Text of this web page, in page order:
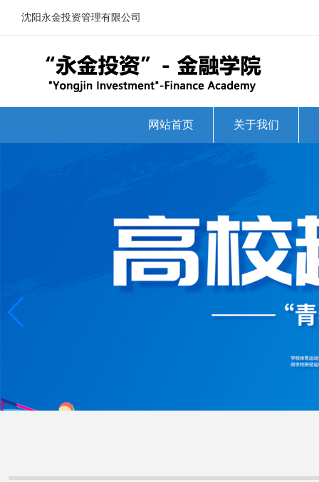
沈阳永金投资管理有限公司
网站首页 关于我们